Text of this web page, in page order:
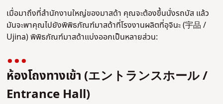
เมื่อมาถึงที่สำนักงานใหญ่ของมาสด้า คุณจะต้องขึ้นนั่งรถบัส แล้ว
มันจะพาคุณไปยังพิพิธภัณฑ์มาสด้าที่โรงงานผลิตที่อุจินะ (宇品 /
Ujina) พิพิธภัณฑ์มาสด้าแบ่งออกเป็นหลายส่วน:
ห้องโถงทางเข้า (エントランスホール /
Entrance Hall)